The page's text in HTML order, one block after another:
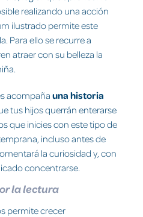
realizando una acción
ilustrado permite este
Para ello se recurre a
atraer con su belleza la
acompaña una historia
tus hijos querrán enterarse
que inicies con este tipo de
incluso antes de
la curiosidad y, con
concentrarse.
la lectura
permite crecer